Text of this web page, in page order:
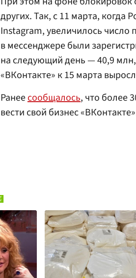
других. Так, с 11 марта, когда
Instagram, увеличилось число
в мессенджере были
на следующий день — 40,9
«ВКонтакте» к 15 марта
Ранеесообщалось, что более
вести свой бизнес